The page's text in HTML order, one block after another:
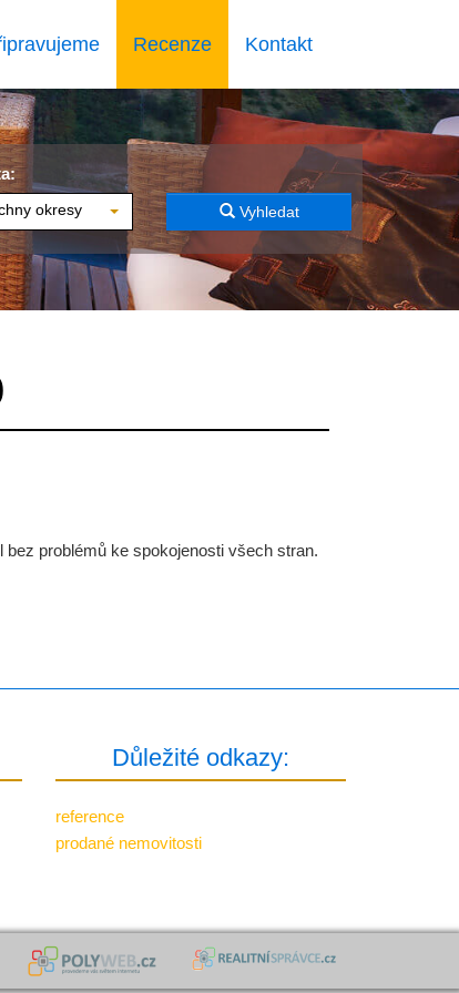
Recenze Kontakt
okresy Vyhledat
problémů ke spokojenosti všech stran.
Důležité odkazy:
reference
prodané nemovitosti